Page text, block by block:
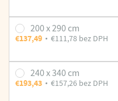
200 x 290 cm
€137,49 €111,78 bez DPH
240 x 340 cm
€193,43 €157,26 bez DPH